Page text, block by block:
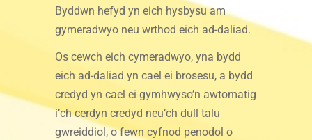
Byddwn hefyd yn eich hysbysu am
gymeradwyo neu wrthod eich ad-daliad.
Os cewch eich cymeradwyo, yna bydd
eich ad-daliad yn cael ei brosesu, a bydd
credyd yn cael ei gymhwyso’n awtomatig
i’ch cerdyn credyd neu’ch dull talu
gwreiddiol, o fewn cyfnod penodol o